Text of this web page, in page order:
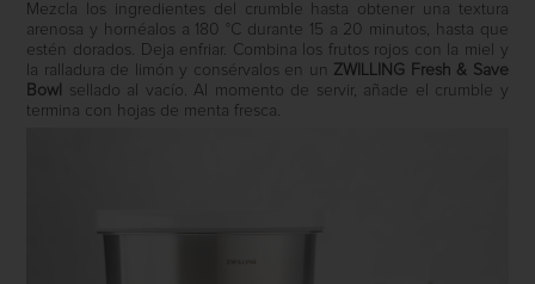
Mezcla los ingredientes del crumble hasta obtener una textura
arenosa y hornéalos a 180 °C durante 15 a 20 minutos, hasta que
estén dorados. Deja enfriar. Combina los frutos rojos con la miel y
la ralladura de limón y consérvalos en un ZWILLING Fresh & Save
Bowl
sellado al vacío. Al momento de servir, añade el crumble y
termina con hojas de menta fresca.